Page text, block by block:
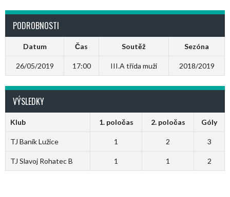
PODROBNOSTI
Datum Čas Soutěž Sezóna
26/05/2019 17:00 III.A třída muži 2018/2019
VÝSLEDKY
Klub 1. poločas 2. poločas Góly
TJ Baník Lužice 1 2 3
TJ Slavoj Rohatec B 1 1 2